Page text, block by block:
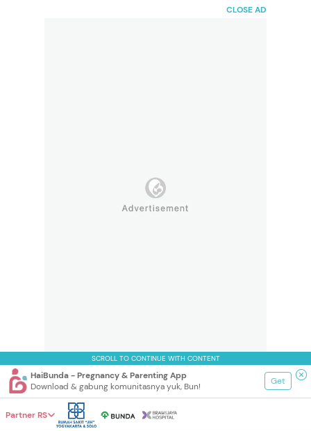
CLOSE AD
SCROLL TO CONTINUE WITH CONTENT
HaiBunda - Pregnancy & Parenting App
Download & gabung komunitasnya yuk, Bun!
Get
Partner RS